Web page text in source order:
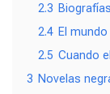
2.3
2.4 El
2.5 Cuando
3 Novelas